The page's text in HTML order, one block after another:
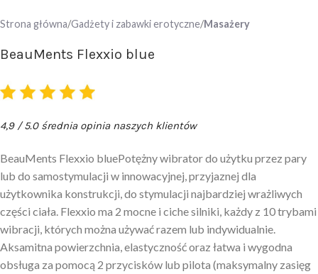
Strona główna Gadżety i zabawki erotyczne Masażery
BeauMents Flexxio blue
4,9 / 5.0 średnia opinia naszych klientów
BeauMents Flexxio bluePotężny wibrator do użytku przez pary
lub do samostymulacji w innowacyjnej, przyjaznej dla
użytkownika konstrukcji, do stymulacji najbardziej wrażliwych
części ciała. Flexxio ma 2 mocne i ciche silniki, każdy z 10 trybami
wibracji, których można używać razem lub indywidualnie.
Aksamitna powierzchnia, elastyczność oraz łatwa i wygodna
obsługa za pomocą 2 przycisków lub pilota (maksymalny zasięg